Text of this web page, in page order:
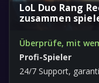
LoL Duo Rang
zusammen
Überprüfe, mit
Profi-Spieler
24/7 Support,